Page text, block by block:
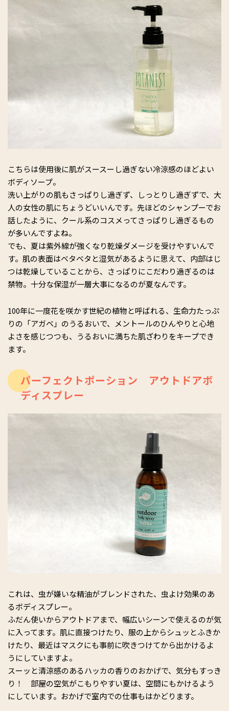
こちらは使用後に肌がスースーし過ぎない冷涼感のほどよい
ボディソープ。
洗い上がりの肌もさっぱりし過ぎず、しっとりし過ぎずで、大
人の女性の肌にちょうどいいんです。先ほどのシャンプーでお
話したように、クール系のコスメってさっぱりし過ぎるもの
が多いんですよね。
でも、夏は紫外線が強くなり乾燥ダメージを受けやすいんで
す。肌の表面はベタベタと湿気があるように思えて、内部はじ
つは乾燥していることから、さっぱりにこだわり過ぎるのは
禁物。十分な保湿が一層大事になるのが夏なんです。
100年に一度花を咲かす世紀の植物と呼ばれる、生命力たっぷ
りの「アガベ」のうるおいで、メントールのひんやりと心地
よさを感じつつも、うるおいに満ちた肌ざわりをキープでき
ます。
パーフェクトポーション アウトドアボ
ディスプレー
これは、虫が嫌いな精油がブレンドされた、虫よけ効果のあ
るボディスプレー。
ふだん使いからアウトドアまで、幅広いシーンで使えるのが気
に入ってます。肌に直接つけたり、服の上からシュッとふきか
けたり、最近はマスクにも事前に吹きつけてから出かけるよ
うにしていますよ。
スーッと清涼感のあるハッカの香りのおかげで、気分もすっき
り！ 部屋の空気がこもりやすい夏は、空間にもかけるよう
にしています。おかげで室内での仕事もはかどります。